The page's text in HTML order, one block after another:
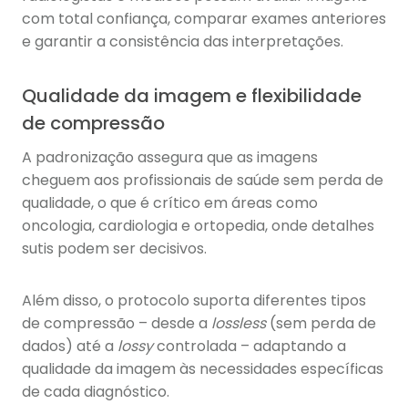
com total confiança, comparar exames anteriores
e garantir a consistência das interpretações.
Qualidade da imagem e flexibilidade
de compressão
A padronização assegura que as imagens
cheguem aos profissionais de saúde sem perda de
qualidade, o que é crítico em áreas como
oncologia, cardiologia e ortopedia, onde detalhes
sutis podem ser decisivos.
Além disso, o protocolo suporta diferentes tipos
de compressão – desde a lossless(sem perda de
dados) até a lossycontrolada – adaptando a
qualidade da imagem às necessidades específicas
de cada diagnóstico.